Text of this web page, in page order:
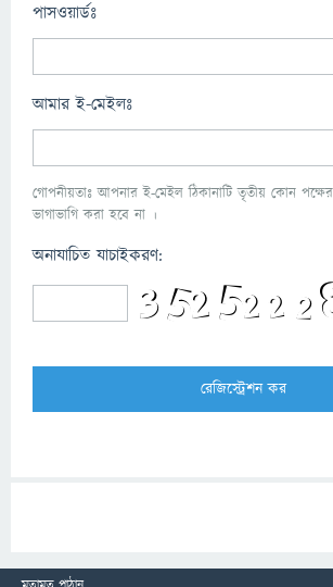
পাসওয়ার্ডঃ
আমার ই-মেইলঃ
গোপনীয়তাঃ আপনার ই-মেইল ঠিকানাটি তৃতীয় কোন
ভাগাভাগি করা হবে না ।
অনাযাচিত যাচাইকরণ: